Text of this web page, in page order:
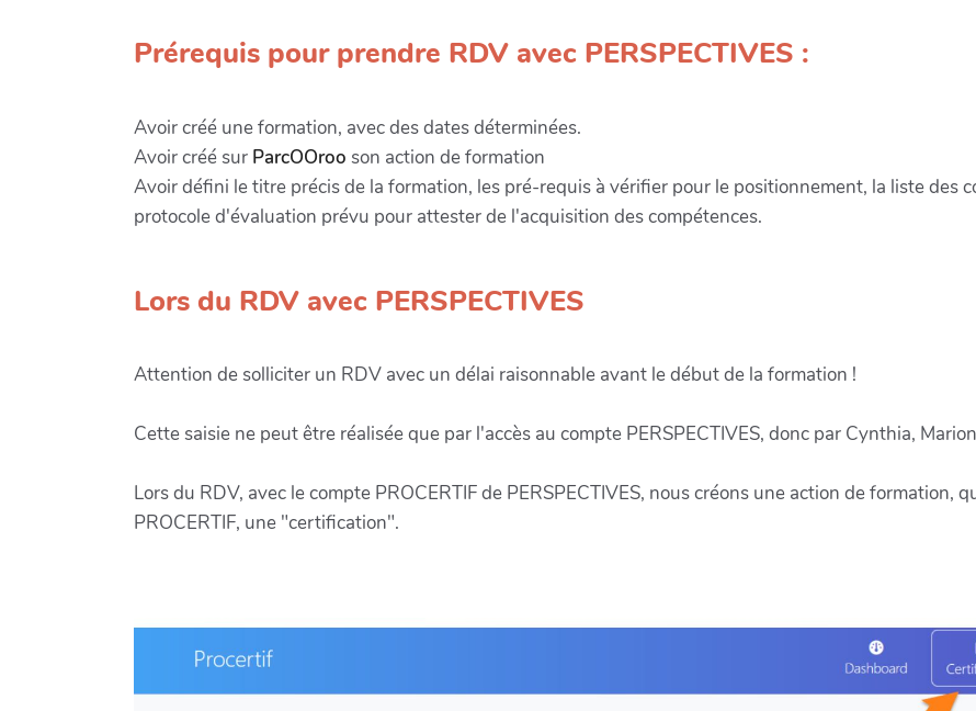
Prérequis pour prendre RDV avec PERSPECTIVES :
Avoir créé une formation, avec des dates déterminées.
Avoir créé sur ParcOOroo son action de formation
Avoir défini le titre précis de la formation, les pré-requis à vérifier pour le positionnement, la liste des
protocole d'évaluation prévu pour attester de l'acquisition des compétences.
Lors du RDV avec PERSPECTIVES
Attention de solliciter un RDV avec un délai raisonnable avant le début de la formation !
Cette saisie ne peut être réalisée que par l'accès au compte PERSPECTIVES, donc par Cynthia,
Lors du RDV, avec le compte PROCERTIF de PERSPECTIVES, nous créons une action de formation,
PROCERTIF, une "certification".